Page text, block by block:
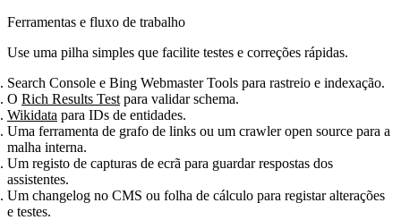
Ferramentas e fluxo de trabalho
Use uma pilha simples que facilite testes e correções rápidas.
Search Console e Bing Webmaster Tools para rastreio e indexação.
O Rich Results Test para validar schema.
Wikidata para IDs de entidades.
Uma ferramenta de grafo de links ou um crawler open source para a
malha interna.
Um registo de capturas de ecrã para guardar respostas dos
assistentes.
Um changelog no CMS ou folha de cálculo para registar alterações
e testes.